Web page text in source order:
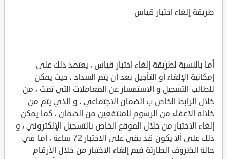
طريقة إلغاء اختبار قياس
أما بالنسبة لطريقة إلغاء اختبار قياس ، يعتمد ذلك على
إمكانية الإلغاء أو التأجيل بعد أن يتم السداد ، حيث يمكن
للطالب التسجيل و الاستفسار عن المعاملات التي تمت ، من
خلال الرابط الخاص ب الضمان الاجتماعي ، و الذي يتم من
خلاله الاعفاء من الرسوم للمنتفعين من الضمان ، كما يمكن
إلغاء الاختبار من خلال الموقع الخاص بالتسجيل الإلكتروني ، و
ذلك على ألا يكون قد بقي على الاختبار 72 ساعة ، أما في
حالة الظروف الطارئة فيم إلغاء الاختبار من خلال الأرقام